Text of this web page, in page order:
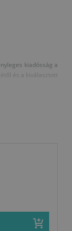
kiadósság a
és a kiválasztott
szag alakul
között a felületet
nehezebb